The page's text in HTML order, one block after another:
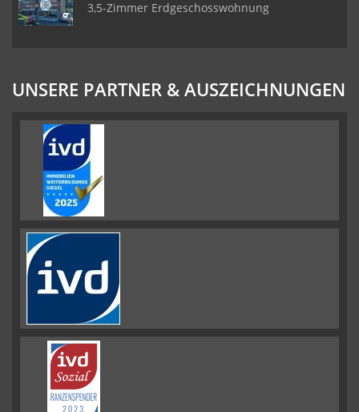
3,5-Zimmer Erdgeschosswohnung
UNSERE PARTNER & AUSZEICHNUNGEN